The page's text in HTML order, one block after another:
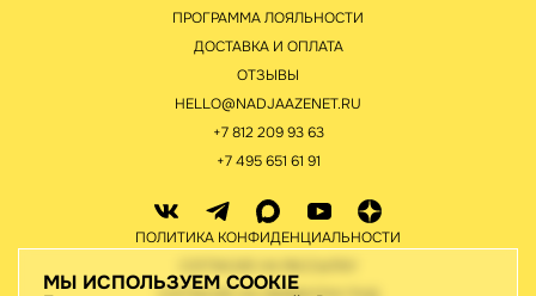
МЫ ИСПОЛЬЗУЕМ COOKIE
ПРОГРАММА ЛОЯЛЬНОСТИ
ДОСТАВКА И ОПЛАТА
ОТЗЫВЫ
HELLO@NADJAAZENET.RU
+7 812 209 93 63
+7 495 651 61 91
ПОЛИТИКА КОНФИДЕНЦИАЛЬНОСТИ